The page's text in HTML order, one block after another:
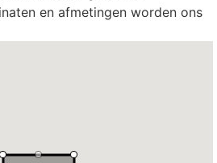
en afmetingen worden ons